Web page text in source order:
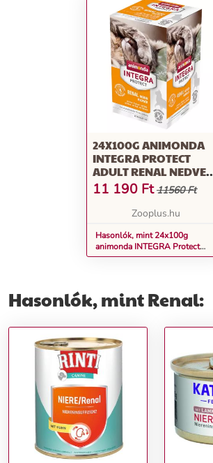
24X100G ANIMONDA
INTEGRA PROTECT
ADULT RENAL NEDVES
MACSKATÁP VEGYESEN
11 190 Ft 11560 Ft
Zooplus.hu
Hasonlók, mint 24x100g
animonda INTEGRA Protect
Adult Renal nedves macskatáp
Hasonlók, mint Renal: